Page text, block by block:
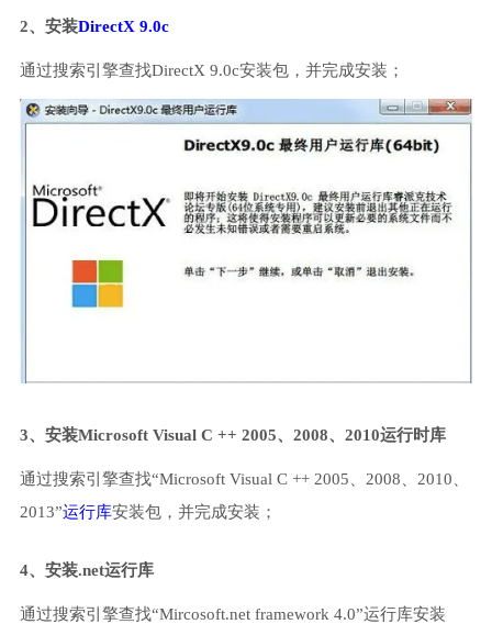
2、安装DirectX 9.0c
通过搜索引擎查找DirectX 9.0c安装包，并完成安装；
3、安装Microsoft Visual C ++ 2005、2008、2010运行时库
通过搜索引擎查找“Microsoft Visual C ++ 2005、2008、2010、
2013”运行库安装包，并完成安装；
4、安装.net运行库
通过搜索引擎查找“Mircosoft.net framework 4.0”运行库安装